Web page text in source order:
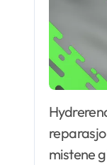
Hydrerende mist er et verdifullt tillegg til enhver hudpleierutine, og tilbyr betydelige fordeler for
mistene